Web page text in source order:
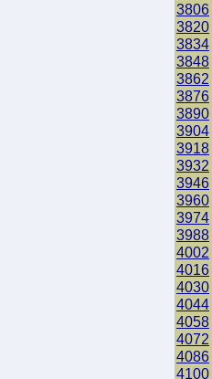
3806
3820
3834
3848
3862
3876
3890
3904
3918
3932
3946
3960
3974
3988
4002
4016
4030
4044
4058
4072
4086
4100